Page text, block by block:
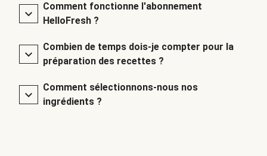
Comment fonctionne l'abonnement
HelloFresh ?
Combien de temps dois-je compter pour la
préparation des recettes ?
Comment sélectionnons-nous nos
ingrédients ?